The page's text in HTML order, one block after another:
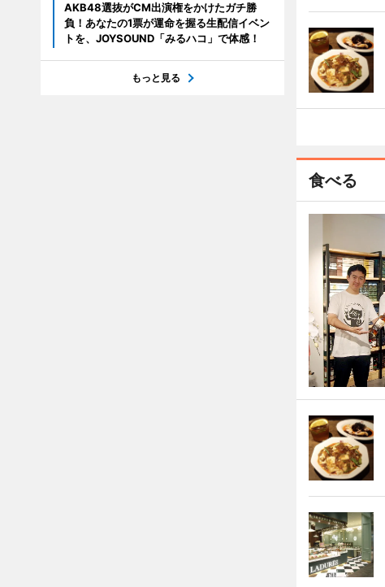
食べる
AKB48選抜がCM出演権をかけたガチ勝
負！あなたの1票が運命を握る生配信イベン
トを、JOYSOUND「みるハコ」で体感！
もっと見る